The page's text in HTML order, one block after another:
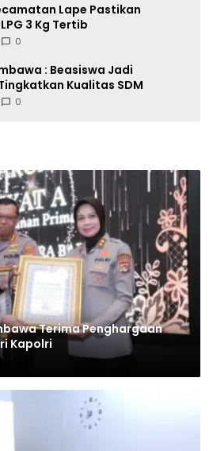
Lape Pastikan
3 Kg Tertib
0
: Beasiswa Jadi
Kualitas SDM
0
Terima Penghargaan
Kapolri